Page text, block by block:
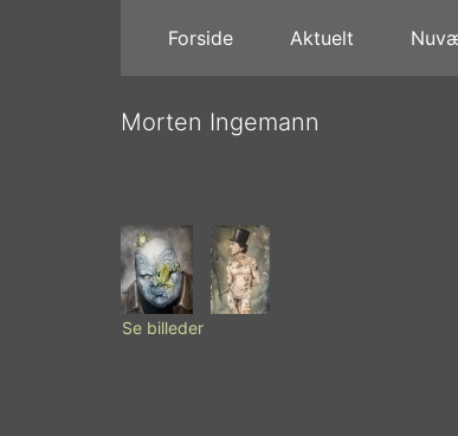
Forside Aktuelt
Morten Ingemann
Se billeder